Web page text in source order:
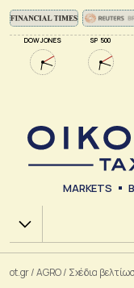
DOW JONES SP 500
MARKETS
Χ.Α.
ot.gr/AGRO/ Σχέδια